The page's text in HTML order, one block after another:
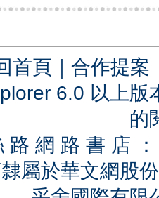
首頁 ｜ 合作提案
6.0 以上
的
路 網 路 書 店
屬於華文網股